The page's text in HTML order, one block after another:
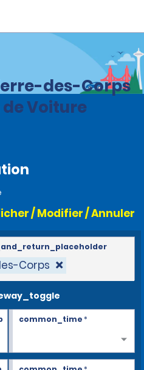
des-Corps
Voiture
/ Modifier / Annuler
Corps
common_time*